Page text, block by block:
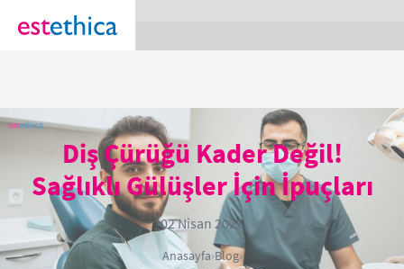
section Service {
Diş Çürüğü Kader Değil!
Sağlıklı Gülüşler İçin İpuçları
02 Nisan 2025
Anasayfa›Blog›